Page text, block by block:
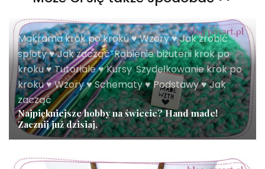
Makrama krok po kroku ♥ Wzory ♥ Jak zrobić
sploty ♥ Jak zacząć,Robienie biżuterii krok po
kroku ♥ Tutoriale ♥ Kursy,Szydełkowanie krok po
kroku ♥ Wzory ♥ Schematy ♥ Podstawy ♥ Jak
zacząć
Najpiękniejsze hobby na świecie? Hand made!
Zacznij już dzisiaj.